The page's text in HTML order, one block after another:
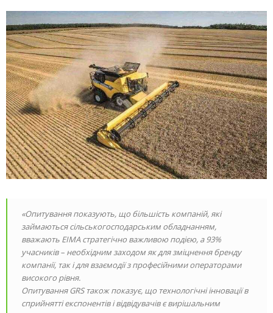
«Опитування показують, що більшість компаній, які
займаються сільськогосподарським обладнанням,
вважають EIMA стратегічно важливою подією, а 93%
учасників – необхідним заходом як для зміцнення бренду
компанії, так і для взаємодії з професійними операторами
високого рівня.
Опитування GRS також показує, що технологічні інновації в
сприйнятті експонентів і відвідувачів є вирішальним